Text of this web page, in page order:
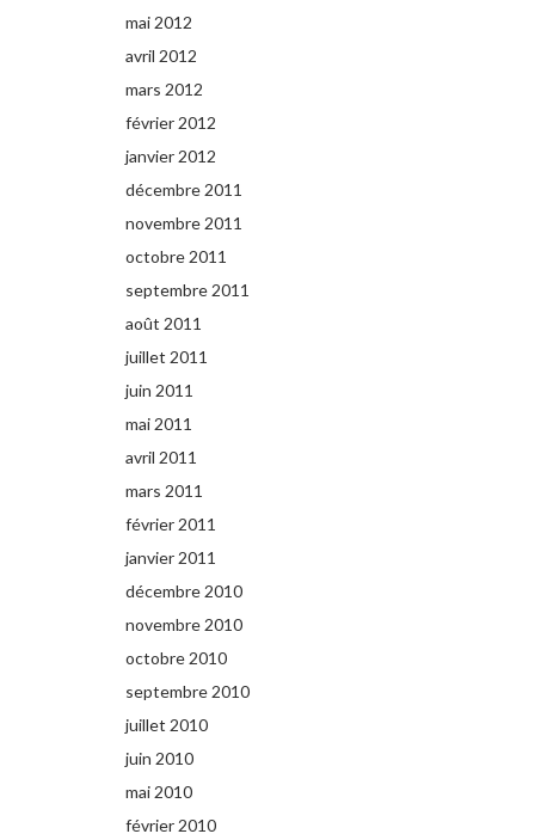
mai 2012
avril 2012
mars 2012
février 2012
janvier 2012
décembre 2011
novembre 2011
octobre 2011
septembre 2011
août 2011
juillet 2011
juin 2011
mai 2011
avril 2011
mars 2011
février 2011
janvier 2011
décembre 2010
novembre 2010
octobre 2010
septembre 2010
juillet 2010
juin 2010
mai 2010
février 2010